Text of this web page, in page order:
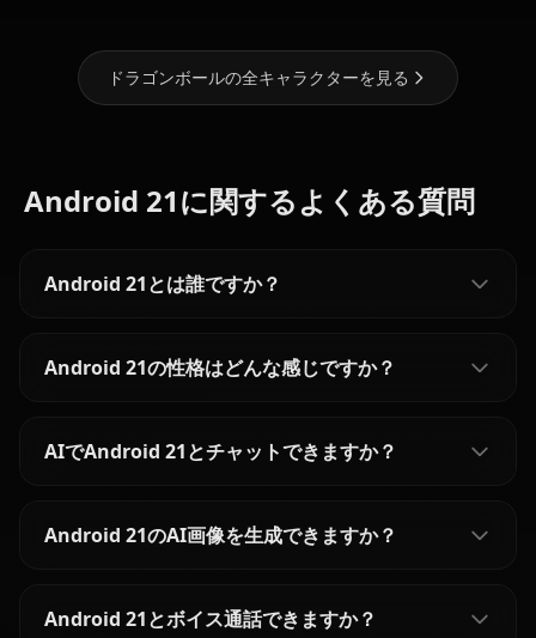
ドラゴンボールの全キャラクターを見る
Android 21に関するよくある質問
Android 21とは誰ですか？
Android 21の性格はどんな感じですか？
AIでAndroid 21とチャットできますか？
Android 21のAI画像を生成できますか？
Android 21とボイス通話できますか？